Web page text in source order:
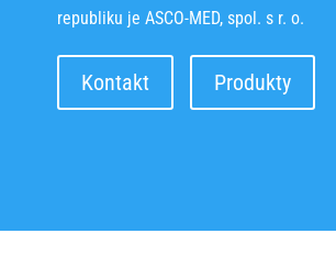
republiku je ASCO-MED, spol. s r. o.
Kontakt Produkty